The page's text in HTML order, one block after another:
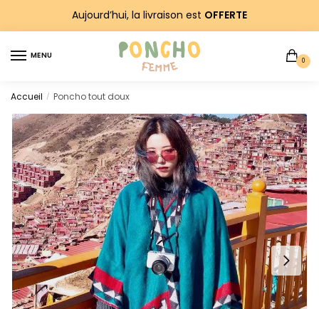
navigation
Aujourd’hui, la livraison est OFFERTE
MENU
0
Accueil / Poncho tout doux